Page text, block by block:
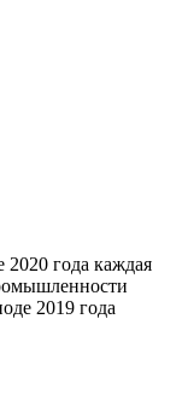
года каждая
2019 года